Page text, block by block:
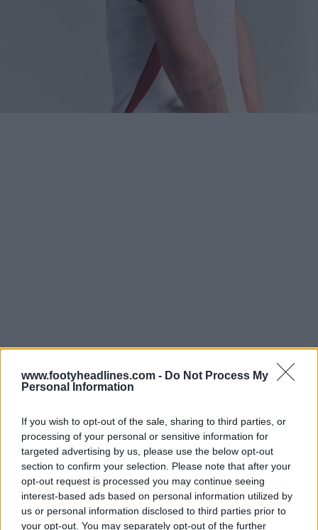
www.footyheadlines.com - Do Not Process My
Personal Information
If you wish to opt-out of the sale, sharing to third parties, or
processing of your personal or sensitive information for
targeted advertising by us, please use the below opt-out
section to confirm your selection. Please note that after your
opt-out request is processed you may continue seeing
interest-based ads based on personal information utilized by
us or personal information disclosed to third parties prior to
your opt-out. You may separately opt-out of the further
Comme on peut le voir sur les photos prises en studio
par la FA, lesmaillots authentiques destinés aux